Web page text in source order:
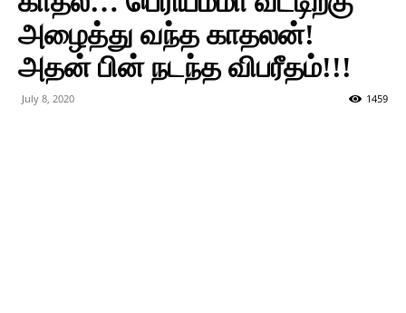
அழைத்து வந்த காதலன்!
அதன் பின் நடந்த விபரீதம்!!!
July 8, 2020 1459